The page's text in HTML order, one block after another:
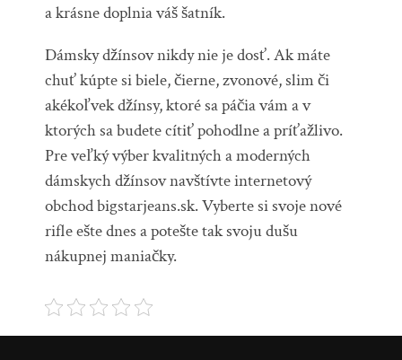
a krásne doplnia váš šatník.
Dámsky džínsov nikdy nie je dosť. Ak máte
chuť kúpte si biele, čierne, zvonové, slim či
akékoľvek džínsy, ktoré sa páčia vám a v
ktorých sa budete cítiť pohodlne a príťažlivo.
Pre veľký výber kvalitných a moderných
dámskych džínsov navštívte internetový
obchod bigstarjeans.sk. Vyberte si svoje nové
rifle ešte dnes a potešte tak svoju dušu
nákupnej maniačky.